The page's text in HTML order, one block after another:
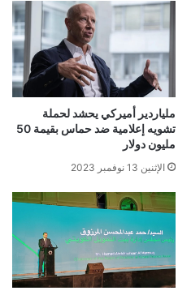
ملياردير أميركي يحشد لحملة
تشويه إعلامية ضد حماس بقيمة 50
مليون دولار
الإثنين 13 نوفمبر 2023